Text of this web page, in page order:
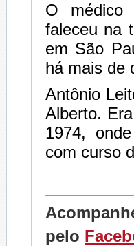
O médico
faleceu na
em São
há mais de
Antônio
Alberto.
1974,
com curso
pelo